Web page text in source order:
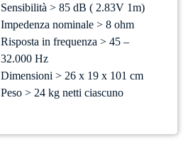
Sensibilità > 85 dB ( 2.83V 1m)
Impedenza nominale > 8 ohm
Risposta in frequenza > 45 –
32.000 Hz
Dimensioni > 26 x 19 x 101 cm
Peso > 24 kg netti ciascuno